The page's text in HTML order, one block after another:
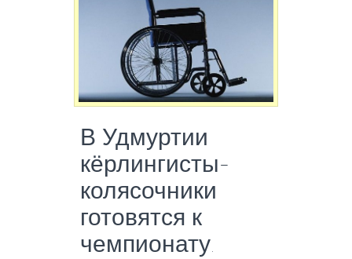
В Удмуртии
кёрлингисты-
колясочники
готовятся к
чемпионату.